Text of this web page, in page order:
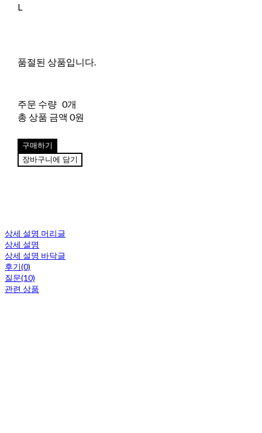
L
품절된 상품입니다.
주문 수량 0개
총 상품 금액 0원
구매하기
장바구니에 담기
상세 설명 머리글
상세 설명
상세 설명 바닥글
후기(0)
질문(10)
관련 상품